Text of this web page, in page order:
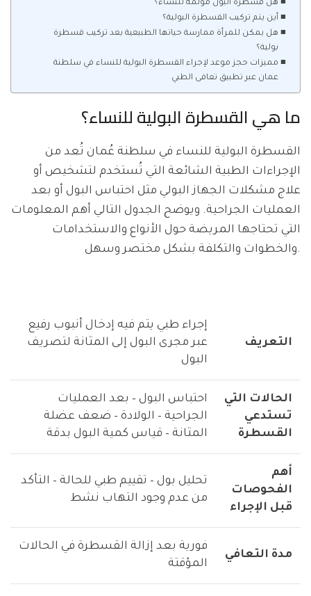
هل قسطرة البول مؤلمة للنساء؟
أين يتم تركيب القسطرة البولية؟
هل يمكن للمرأة ممارسة حياتها الطبيعية بعد تركيب قسطرة
بولية؟
مميزات حجز موعد لإجراء القسطرة البولية للنساء في سلطنة
عمان عبر تطبيق تعافى الطبي
ما هي القسطرة البولية للنساء؟
القسطرة البولية للنساء في سلطنة عُمان تُعد من
الإجراءات الطبية الشائعة التي تُستخدم لتشخيص أو
علاج مشكلات الجهاز البولي مثل احتباس البول أو بعد
العمليات الجراحية. ويوضح الجدول التالي أهم المعلومات
التي تحتاجها المريضة حول الأنواع والاستخدامات
والخطوات والتكلفة بشكل مختصر وسهل.
التعريف
إجراء طبي يتم فيه إدخال أنبوب رفيع
عبر مجرى البول إلى المثانة لتصريف
البول
الحالات التي
تستدعي
القسطرة
احتباس البول – بعد العمليات
الجراحية – الولادة – ضعف عضلة
المثانة – قياس كمية البول بدقة
أهم
الفحوصات
قبل الإجراء
تحليل بول – تقييم طبي للحالة – التأكد
من عدم وجود التهاب نشط
مدة التعافي
فورية بعد إزالة القسطرة في الحالات
المؤقتة